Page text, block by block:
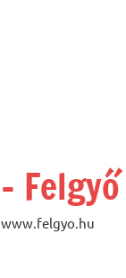
–
www.felgyo.hu